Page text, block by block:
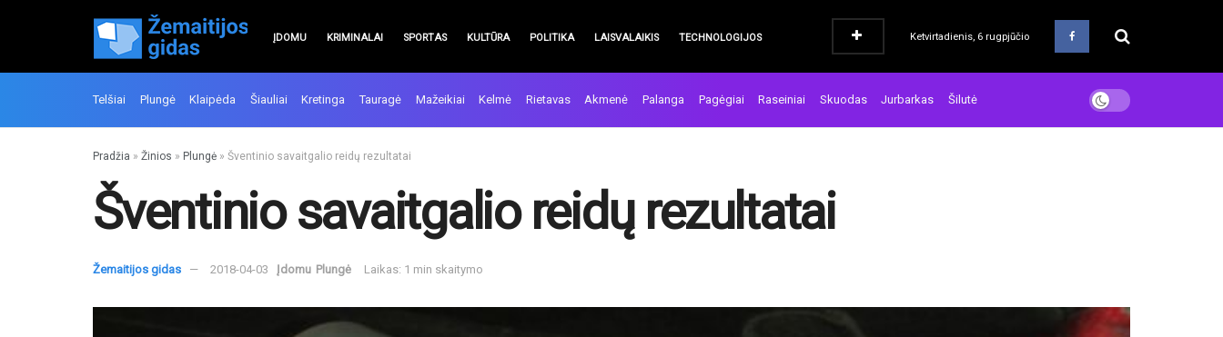
ĮDOMU KRIMINALAI SPORTAS KULTŪRA POLITIKA LAISVALAIKIS TECHNOLOGIJOS Ketvirtadienis, 6 rugpjūčio
Telšiai Plungė Klaipėda Šiauliai Kretinga Tauragė Mažeikiai Kelmė Rietavas Akmenė Palanga Pagėgiai Raseiniai Skuodas Jurbarkas Šilutė
Pradžia » Žinios » Plungė » Šventinio savaitgalio reidų rezultatai
Šventinio savaitgalio reidų rezultatai
Žemaitijos gidas 2018-04-03 Įdomu Plungė Laikas: 1 min skaitymo